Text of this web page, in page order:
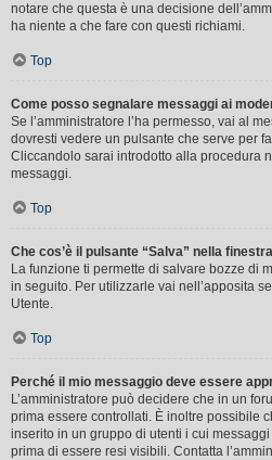
notare che questa è una decisione
ha niente a che fare con questi richiami.
Top
Come posso segnalare messaggi ai
Se l’amministratore l’ha permesso, vai al
dovresti vedere un pulsante che serve per
Cliccandolo sarai introdotto alla procedura
messaggi.
Top
Che cos’è il pulsante “Salva” nella
La funzione ti permette di salvare bozze di
in seguito. Per utilizzarle vai nell’apposita
Utente.
Top
Perché il mio messaggio deve essere
L’amministratore può decidere che in un
prima essere controllati. È inoltre possibile
inserito in un gruppo di utenti i cui
prima di essere resi visibili. Contatta